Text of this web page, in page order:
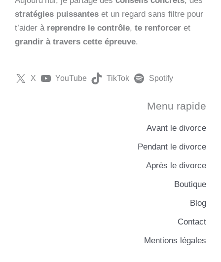
stratégies puissantes et un regard sans filtre pour
t’aider à reprendre le contrôle, te renforcer et
grandir à travers cette épreuve.
X YouTube TikTok Spotify
Menu rapide
Avant le divorce
Pendant le divorce
Après le divorce
Boutique
Blog
Contact
Mentions légales